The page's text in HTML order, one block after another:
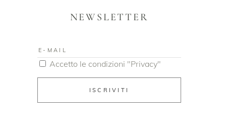
NEWSLETTER
Accetto le condizioni "Privacy"
ISCRIVITI